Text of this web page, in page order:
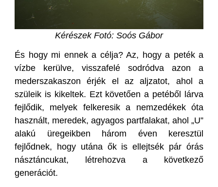
Kérészek Fotó: Soós Gábor
És hogy mi ennek a célja? Az, hogy a peték a
vízbe kerülve, visszafelé sodródva azon a
mederszakaszon érjék el az aljzatot, ahol a
szüleik is kikeltek. Ezt követően a petéből lárva
fejlődik, melyek felkeresik a nemzedékek óta
használt, meredek, agyagos partfalakat, ahol „U”
alakú üregeikben három éven keresztül
fejlődnek, hogy utána ők is ellejtsék pár órás
násztáncukat, létrehozva a következő
generációt.